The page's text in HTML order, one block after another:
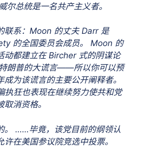
尔总统是一名共产主义者。
联系：Moon 的丈夫 Darr 是
的全国委员会成员。 Moon 的
动都建立在 Bircher 式的阴谋论
朗普的大谎言——所以你可以预
为该谎言的主要公开阐释者。
执狂也表现在继续努力使共和党
消资格。
。 ……毕竟，该党目前的纲领认
许在美国参议院竞选中投票。